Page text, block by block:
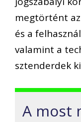
megtörtént
és a
valamint a
sztenderdek
A most